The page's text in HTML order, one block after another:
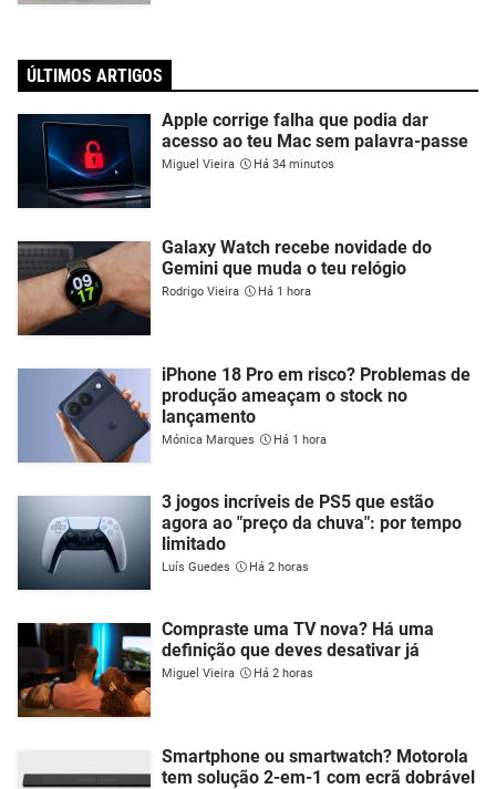
ÚLTIMOS ARTIGOS
Apple corrige falha que podia dar
acesso ao teu Mac sem palavra-passe
Miguel Vieira Há 34 minutos
Galaxy Watch recebe novidade do
Gemini que muda o teu relógio
Rodrigo Vieira Há 1 hora
iPhone 18 Pro em risco? Problemas de
produção ameaçam o stock no
lançamento
Mónica Marques Há 1 hora
3 jogos incríveis de PS5 que estão
agora ao "preço da chuva": por tempo
limitado
Luís Guedes Há 2 horas
Compraste uma TV nova? Há uma
definição que deves desativar já
Miguel Vieira Há 2 horas
Smartphone ou smartwatch? Motorola
tem solução 2-em-1 com ecrã dobrável